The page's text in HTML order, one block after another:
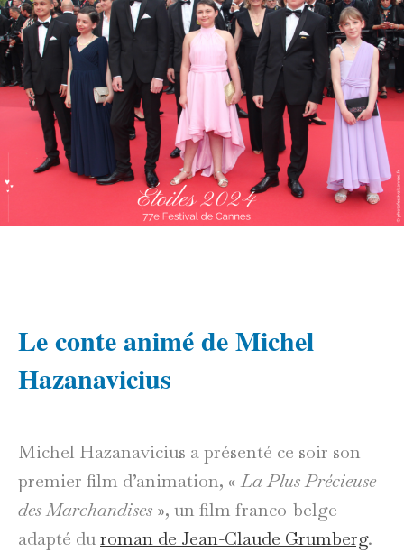
Le conte animé de Michel
Hazanavicius
Michel Hazanavicius a présenté ce soir son
premier film d’animation, «La Plus Précieuse
des Marchandises », un film franco-belge
adapté duroman de Jean-Claude Grumberg.